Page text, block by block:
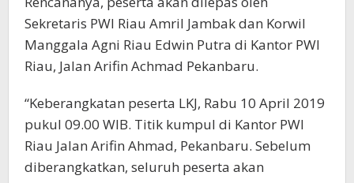
Sekretaris PWI Riau Amril Jambak dan Korwil
Manggala Agni Riau Edwin Putra di Kantor PWI
Riau, Jalan Arifin Achmad Pekanbaru.
“Keberangkatan peserta LKJ, Rabu 10 April 2019
pukul 09.00 WIB. Titik kumpul di Kantor PWI
Riau Jalan Arifin Ahmad, Pekanbaru. Sebelum
diberangkatkan, seluruh peserta akan